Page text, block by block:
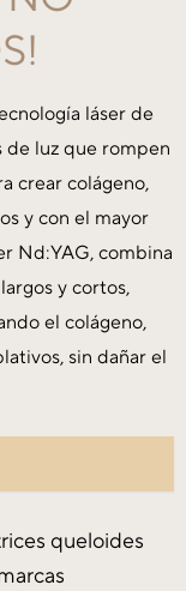
láser de
de luz que rompen
crear colágeno,
y con el mayor
Nd:YAG, combina
y cortos,
el colágeno,
sin dañar el
queloides